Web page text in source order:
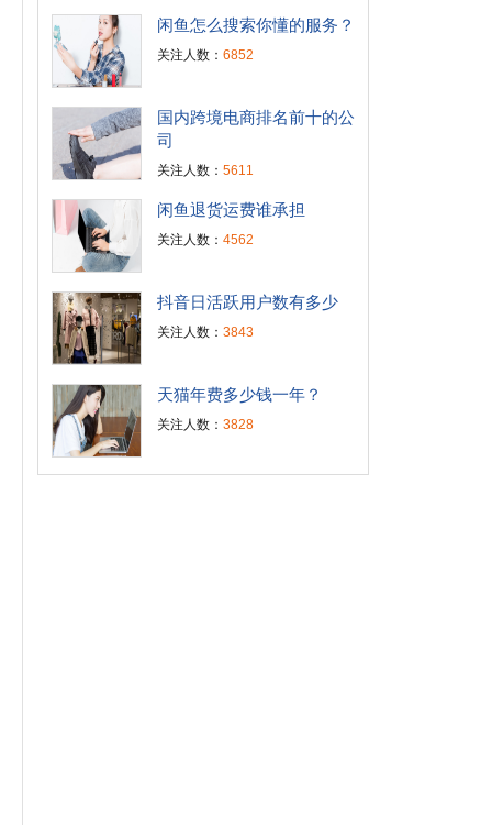
闲鱼怎么搜索你懂的服务？
关注人数： 6852
国内跨境电商排名前十的公
司
关注人数： 5611
闲鱼退货运费谁承担
关注人数： 4562
抖音日活跃用户数有多少
关注人数： 3843
天猫年费多少钱一年？
关注人数： 3828